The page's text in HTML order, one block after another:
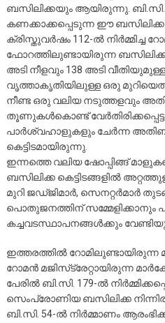
ബസിലിക്കയും ആയിരുന്നു. ബി.സി.
കണക്കാക്കപ്പെടുന്ന ഈ
ക്രിസ്തുവര്‍ഷം 112-ല്‍ നിര്‍മ്മിച്ച
ഫോറത്തിലുണ്ടായിരുന്ന ബസിലിക്ക
അടി നീളവും 138 അടി
വൃത്താകൃതിയിലുള്ള ഒരു
നീണ്ട ഒരു വലിയ നടുത്തളവും
തൂണുകള്‍കൊണ്ട്
പാര്‍ശ്വഹാളുകളും ചേര്‍ന്ന
കെട്ടിടമായിരുന്നു.
ഇന്നത്തെ വലിയ ഷോപ്പിങ്ങ്
ബസിലിക്ക കെട്ടിടങ്ങളില്‍
മുറി ജഡ്ജിമാര്‍, സെനറ്റര്‍മാര്‍
പൊതുജനത്തിന്
കച്ചവടസ്ഥാപനങ്ങള്‍ക്കും
ഇത്തരത്തില്‍ റോമിലുണ്ടായിരുന്ന
റോമന്‍ മജിസ്‌ട്രേറ്റായിരുന്ന
പേരില്‍ ബി.സി. 179-ല്‍
സെംപ്രോണിയ ബസിലിക്ക
ബി.സി. 54-ല്‍ നിര്‍മ്മാണം